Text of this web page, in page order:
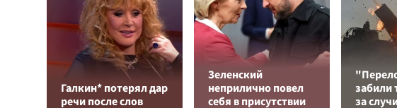
Галкин* потерял дар
речи после слов
Зеленский
неприлично повел
cебя в присутствии
забили
за